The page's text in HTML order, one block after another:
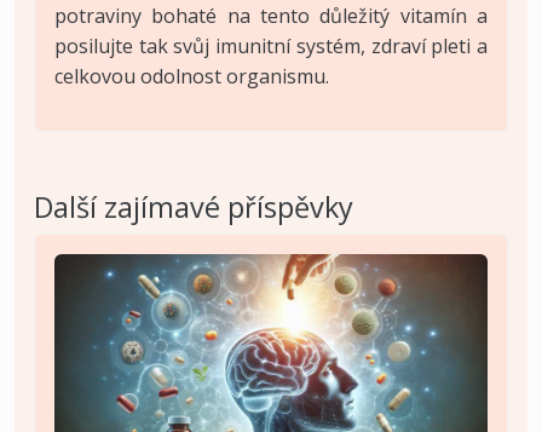
potraviny bohaté na tento důležitý vitamín a
posilujte tak svůj imunitní systém, zdraví pleti a
celkovou odolnost organismu.
Další zajímavé příspěvky